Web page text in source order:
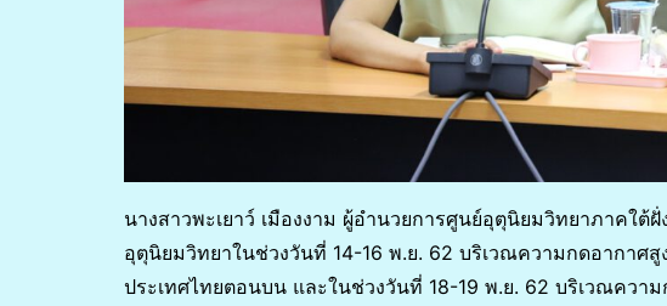
นางสาวพะเยาว์ เมืองงาม ผู้อำนวยการศูนย์อุตุนิยมวิทยาภาคใ
อุตุนิยมวิทยาในช่วงวันที่ 14-16 พ.ย. 62 บริเวณความกดอากาศ
ประเทศไทยตอนบน และในช่วงวันที่ 18-19 พ.ย. 62 บริเวณควา